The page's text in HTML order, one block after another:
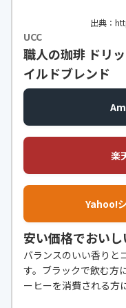
出典：
UCC
職人の珈琲 ドリ
イルドブレンド
楽
Yahoo!
安い価格でおいし
バランスのいい香りと
す。ブラックで飲む方
ーヒーを消費される方